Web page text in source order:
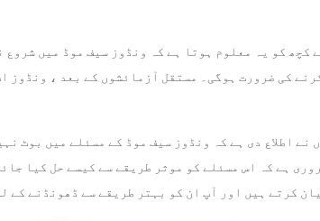
کچھ کو یہ معلوم ہوتا ہے کہ ونڈوز سیف موڈ میں
کی ضرورت ہوگی۔ مستقل آزمائشوں کے بعد ، ونڈوز
نے اطلاع دی ہے کہ ونڈوز سیف موڈ کے مسئلے میں بوٹ
ہے کہ اس مسئلے کو موثر طریقے سے کیسے حل کیا
کرتے ہیں اور آپ ان کو بہتر طریقے سے ڈھونڈنے کے